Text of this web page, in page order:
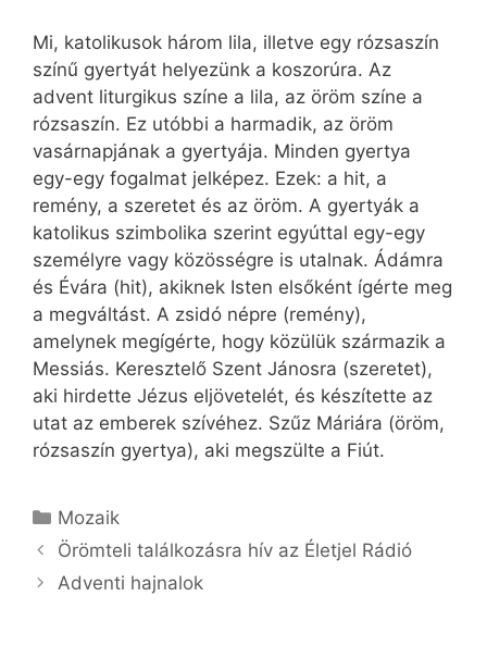
Mi, katolikusok három lila, illetve egy rózsaszín
színű gyertyát helyezünk a koszorúra. Az
advent liturgikus színe a lila, az öröm színe a
rózsaszín. Ez utóbbi a harmadik, az öröm
vasárnapjának a gyertyája. Minden gyertya
egy-egy fogalmat jelképez. Ezek: a hit, a
remény, a szeretet és az öröm. A gyertyák a
katolikus szimbolika szerint egyúttal egy-egy
személyre vagy közösségre is utalnak. Ádámra
és Évára (hit), akiknek Isten elsőként ígérte meg
a megváltást. A zsidó népre (remény),
amelynek megígérte, hogy közülük származik a
Messiás. Keresztelő Szent Jánosra (szeretet),
aki hirdette Jézus eljövetelét, és készítette az
utat az emberek szívéhez. Szűz Máriára (öröm,
rózsaszín gyertya), aki megszülte a Fiút.
Kategória
Mozaik
Örömteli találkozásra hív az Életjel Rádió
Adventi hajnalok